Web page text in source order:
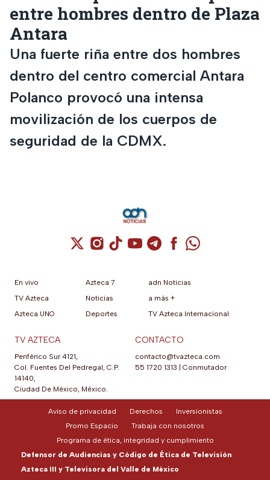
entre hombres dentro de Plaza
Antara
Una fuerte riña entre dos hombres
dentro del centro comercial Antara
Polanco provocó una intensa
movilización de los cuerpos de
seguridad de la CDMX.
Cuenta de X / Twitter (se abre en una
Cuenta de Instagram (se abre en una
Cuenta de TikTok (se abre en
Cuenta de YouTube (se abre
Cuenta de Telegram (se
Cuenta de
Cuenta de
En vivo
TV Azteca
Azteca UNO
Azteca 7
Noticias
Deportes
adn Noticias
a más +
TV Azteca Internacional
TV AZTECA
Periférico Sur 4121,
Col. Fuentes Del Pedregal, C.P.
14140,
Ciudad De México, México.
CONTACTO
contacto@tvazteca.com
55 1720 1313 | Conmutador
Aviso de privacidad Derechos
Inversionistas
Promo Espacio
Trabaja con nosotros
Programa de ética, integridad y cumplimiento
Defensor de Audiencias y Código de Ética de Televisión
Azteca III y Televisora del Valle de México